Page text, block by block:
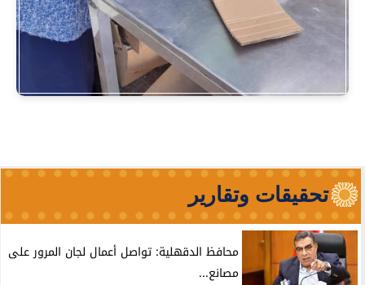
تحقيقات وتقارير
محافظ الدقهلية: تواصل أعمال لجان المرور على
مصانع...